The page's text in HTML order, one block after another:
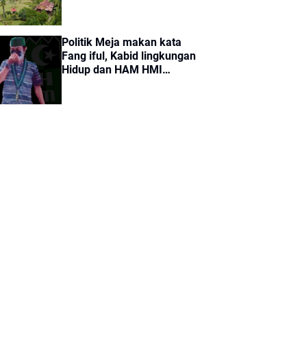
Politik Meja makan kata
Fang iful, Kabid lingkungan
Hidup dan HAM HMI